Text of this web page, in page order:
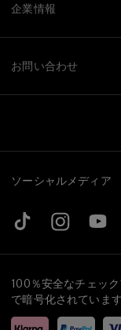
企業情報
お問い合わせ
ソーシャルメディア
100％安全なチェッ
で暗号化されています